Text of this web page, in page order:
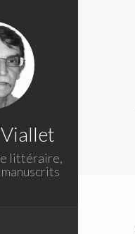
littéraire,